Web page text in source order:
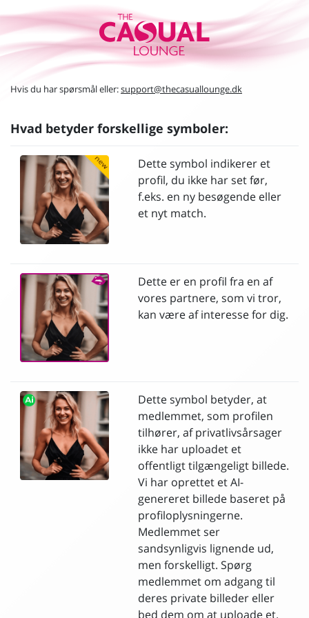
Hvis du har spørsmål eller:support@thecasuallounge.dk
Hvad betyder forskellige symboler:
Dette symbol indikerer et
profil, du ikke har set før,
f.eks. en ny besøgende eller
et nyt match.
Dette er en profil fra en af
vores partnere, som vi tror,
kan være af interesse for dig.
Dette symbol betyder, at
medlemmet, som profilen
tilhører, af privatlivsårsager
ikke har uploadet et
offentligt tilgængeligt billede.
Vi har oprettet et AI-
genereret billede baseret på
profiloplysningerne.
Medlemmet ser
sandsynligvis lignende ud,
men forskelligt. Spørg
medlemmet om adgang til
deres private billeder eller
bed dem om at uploade et.